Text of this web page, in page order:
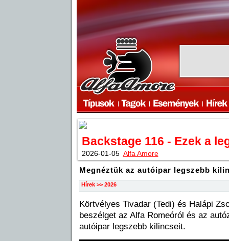
Backstage 116 - Ezek a
2026-01-05 Alfa Amore
Megnéztük az autóipar legszebb
Hírek >> 2026
Körtvélyes Tivadar (Tedi) és Halápi
beszélget az Alfa Romeóról és az
autóipar legszebb kilincseit.